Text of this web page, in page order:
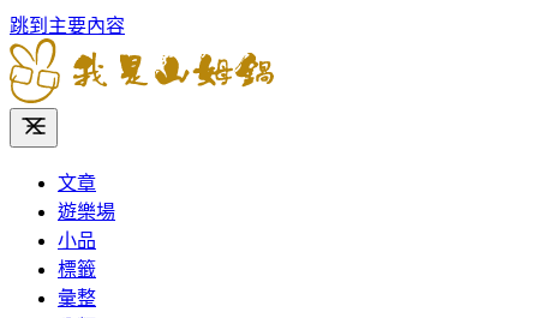
跳到主要內容
文章
遊樂場
小品
標籤
彙整